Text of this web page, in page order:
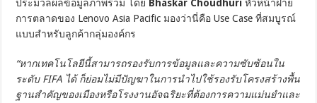
ประมวลผลข้อมูลภาพรวม โดย Bhaskar Choudhuri หัวหน้าฝ่าย
การตลาดของ Lenovo Asia Pacific มองว่านี่คือ Use Case ที่สมบูรณ์
แบบสำหรับลูกค้ากลุ่มองค์กร
“หากเทคโนโลยีนี้สามารถรองรับการข้อมูลและความซับซ้อนใน
ระดับ FIFA ได้ ก็ย่อมไม่มีปัญฆาในการนำไปใช้รองรับโครงสร้างพื้น
ฐานสำคัญของเมืองหรือโรงงานอัจฉริยะที่ต้องการความแม่นยำและ